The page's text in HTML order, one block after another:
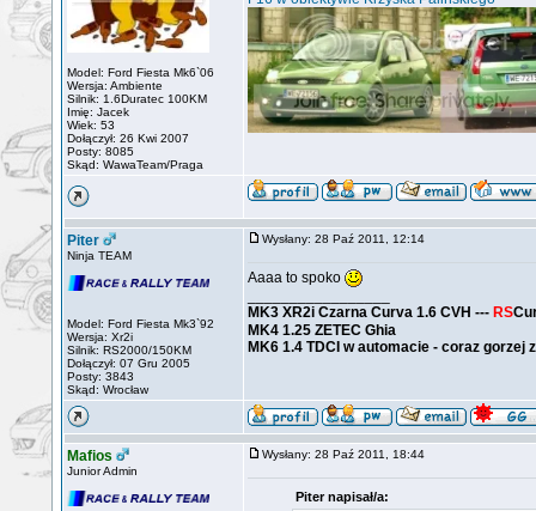
Model: Ford Fiesta Mk6`06
Wersja: Ambiente
Silnik: 1.6Duratec 100KM
Imię: Jacek
Wiek: 53
Dołączył: 26 Kwi 2007
Posty: 8085
Skąd: WawaTeam/Praga
Piter
Ninja TEAM
Model: Ford Fiesta Mk3`92
Wersja: Xr2i
Silnik: RS2000/150KM
Dołączył: 07 Gru 2005
Posty: 3843
Skąd: Wrocław
Wysłany: 28 Paź 2011, 12:14
Aaaa to spoko
MK3 XR2i Czarna Curva 1.6 CVH --- RS
MK4 1.25 ZETEC Ghia
MK6 1.4 TDCI w automacie - coraz gorzej
Mafios
Junior Admin
Wysłany: 28 Paź 2011, 18:44
Piter napisał/a: